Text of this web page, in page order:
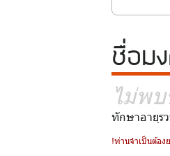
ชื่อม
ไม่พ
ทักษาอายุร
!ท่านจำเป็นต้อง